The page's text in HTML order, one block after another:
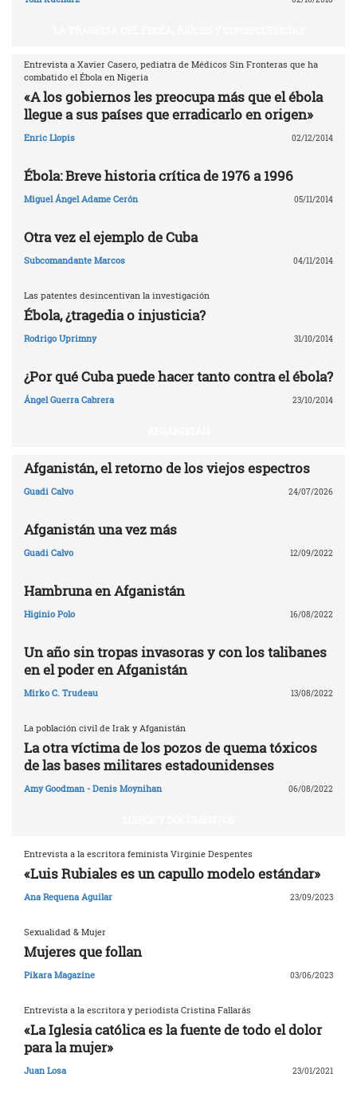
Entrevista a Xavier Casero, pediatra de Médicos Sin Fronteras que ha
combatido el Ébola en Nigeria
«A los gobiernos les preocupa más que el ébola
llegue a sus países que erradicarlo en origen»
Enric Llopis 02/12/2014
Ébola: Breve historia crítica de 1976 a 1996
Miguel Ángel Adame Cerón 05/11/2014
Otra vez el ejemplo de Cuba
Subcomandante Marcos 04/11/2014
Las patentes desincentivan la investigación
Ébola, ¿tragedia o injusticia?
Rodrigo Uprimny 31/10/2014
¿Por qué Cuba puede hacer tanto contra el ébola?
Ángel Guerra Cabrera 23/10/2014
Afganistán, el retorno de los viejos espectros
Guadi Calvo 24/07/2026
Afganistán una vez más
Guadi Calvo 12/09/2022
Hambruna en Afganistán
Higinio Polo 16/08/2022
Un año sin tropas invasoras y con los talibanes
en el poder en Afganistán
Mirko C. Trudeau 13/08/2022
La población civil de Irak y Afganistán
La otra víctima de los pozos de quema tóxicos
de las bases militares estadounidenses
Amy Goodman - Denis Moynihan 06/08/2022
Entrevista a la escritora feminista Virginie Despentes
«Luis Rubiales es un capullo modelo estándar»
Ana Requena Aguilar 23/09/2023
Sexualidad & Mujer
Mujeres que follan
Pikara Magazine 03/06/2023
Entrevista a la escritora y periodista Cristina Fallarás
«La Iglesia católica es la fuente de todo el dolor
para la mujer»
Juan Losa 23/01/2021